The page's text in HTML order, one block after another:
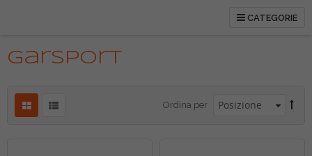
CATEGORIE
Garsport
Ordina per